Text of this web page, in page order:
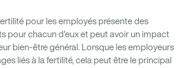
pour les employés présente des
pour chacun d'eux et peut avoir un impact
bien-être général. Lorsque les employeurs
liés à la fertilité, cela peut être le principal